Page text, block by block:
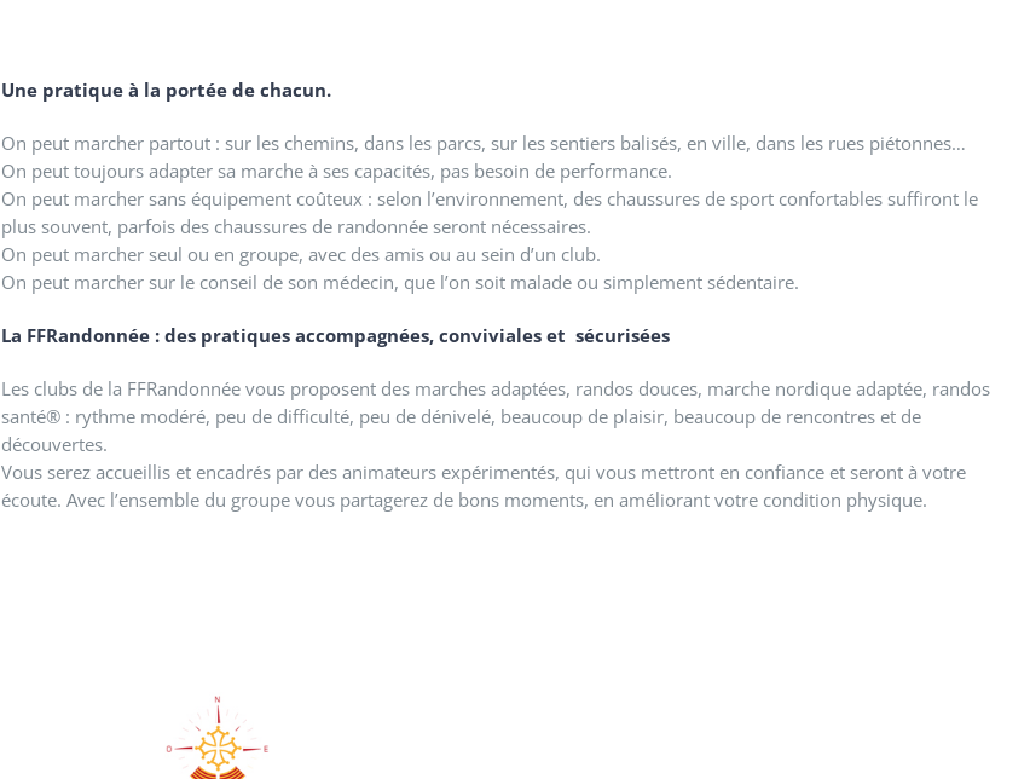
Une pratique à la portée de chacun.
On peut marcher partout : sur les chemins, dans les parcs, sur les sentiers balisés, en ville, dans les rues piétonnes…
On peut toujours adapter sa marche à ses capacités, pas besoin de performance.
On peut marcher sans équipement coûteux : selon l’environnement, des chaussures de sport confortables suffiront le
plus souvent, parfois des chaussures de randonnée seront nécessaires.
On peut marcher seul ou en groupe, avec des amis ou au sein d’un club.
On peut marcher sur le conseil de son médecin, que l’on soit malade ou simplement sédentaire.
La FFRandonnée : des pratiques accompagnées, conviviales et sécurisées
Les clubs de la FFRandonnée vous proposent des marches adaptées, randos douces, marche nordique adaptée, randos
santé® : rythme modéré, peu de difficulté, peu de dénivelé, beaucoup de plaisir, beaucoup de rencontres et de
découvertes.
Vous serez accueillis et encadrés par des animateurs expérimentés, qui vous mettront en confiance et seront à votre
écoute. Avec l’ensemble du groupe vous partagerez de bons moments, en améliorant votre condition physique.